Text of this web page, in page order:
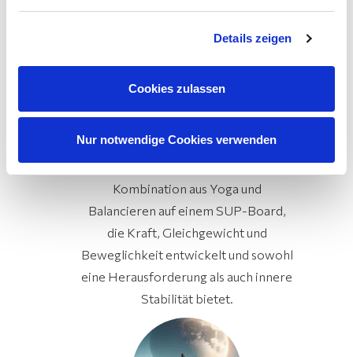
Details zeigen
Cookies zulassen
Nur notwendige Cookies verwenden
SUP-Yoga
Erleben Sie diese einzigartige
Kombination aus Yoga und
Balancieren auf einem SUP-Board,
die Kraft, Gleichgewicht und
Beweglichkeit entwickelt und sowohl
eine Herausforderung als auch innere
Stabilität bietet.